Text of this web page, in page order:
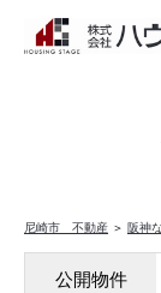
尼崎市 不動産 ＞ 阪神
公開物件